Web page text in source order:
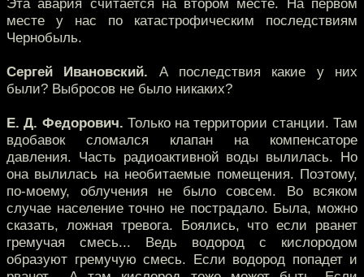
Эта авария считается на втором месте. На первом
месте у нас по катастрофическим последствиям
Чернобыль.
Сергей Ивановский. А последствия какие у них
были? Выбросов не было никаких?
Е. Д. Федорович. Только на территории станции. Там
вдобавок сломался клапан на компенсаторе
давления. Часть радиоактивной воды вылилась. Но
она вылилась на необитаемые помещения. Поэтому,
по-моему, облучения не было совсем. Во всяком
случае население точно не пострадало. Была, можно
сказать, ложная тревога. Боялись, что если рванет
гремучая смесь... Ведь водород с кислородом
образуют гремучую смесь. Если водород попадет и